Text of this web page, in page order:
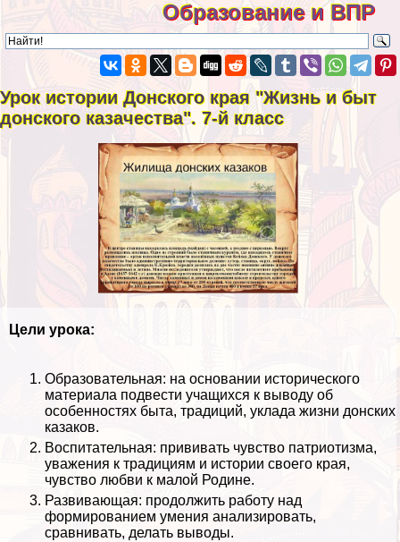
Образование и ВПР
Урок истории Донского края "Жизнь и быт
донского казачества". 7-й класс
Цели урока:
Образовательная: на основании исторического
материала подвести учащихся к выводу об
особенностях быта, традиций, уклада жизни донских
казаков.
Воспитательная: прививать чувство патриотизма,
уважения к традициям и истории своего края,
чувство любви к малой Родине.
Развивающая: продолжить работу над
формированием умения анализировать,
сравнивать, делать выводы.